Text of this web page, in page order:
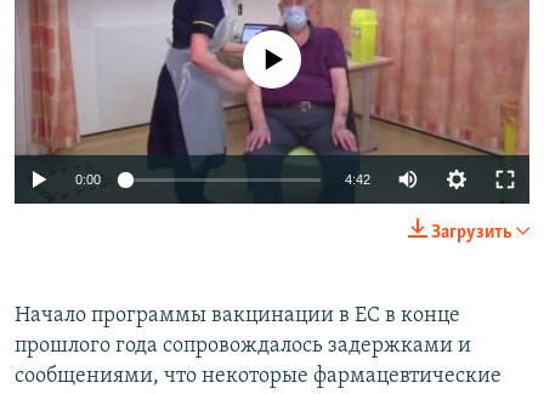
No media source currently available
0:00 4:42
240p
720p
1080p
Загрузить
Начало программы вакцинации в ЕС в конце
прошлого года сопровождалось задержками и
сообщениями, что некоторые фармацевтические